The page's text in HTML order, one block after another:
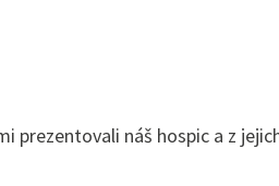
prezentovali náš hospic a z